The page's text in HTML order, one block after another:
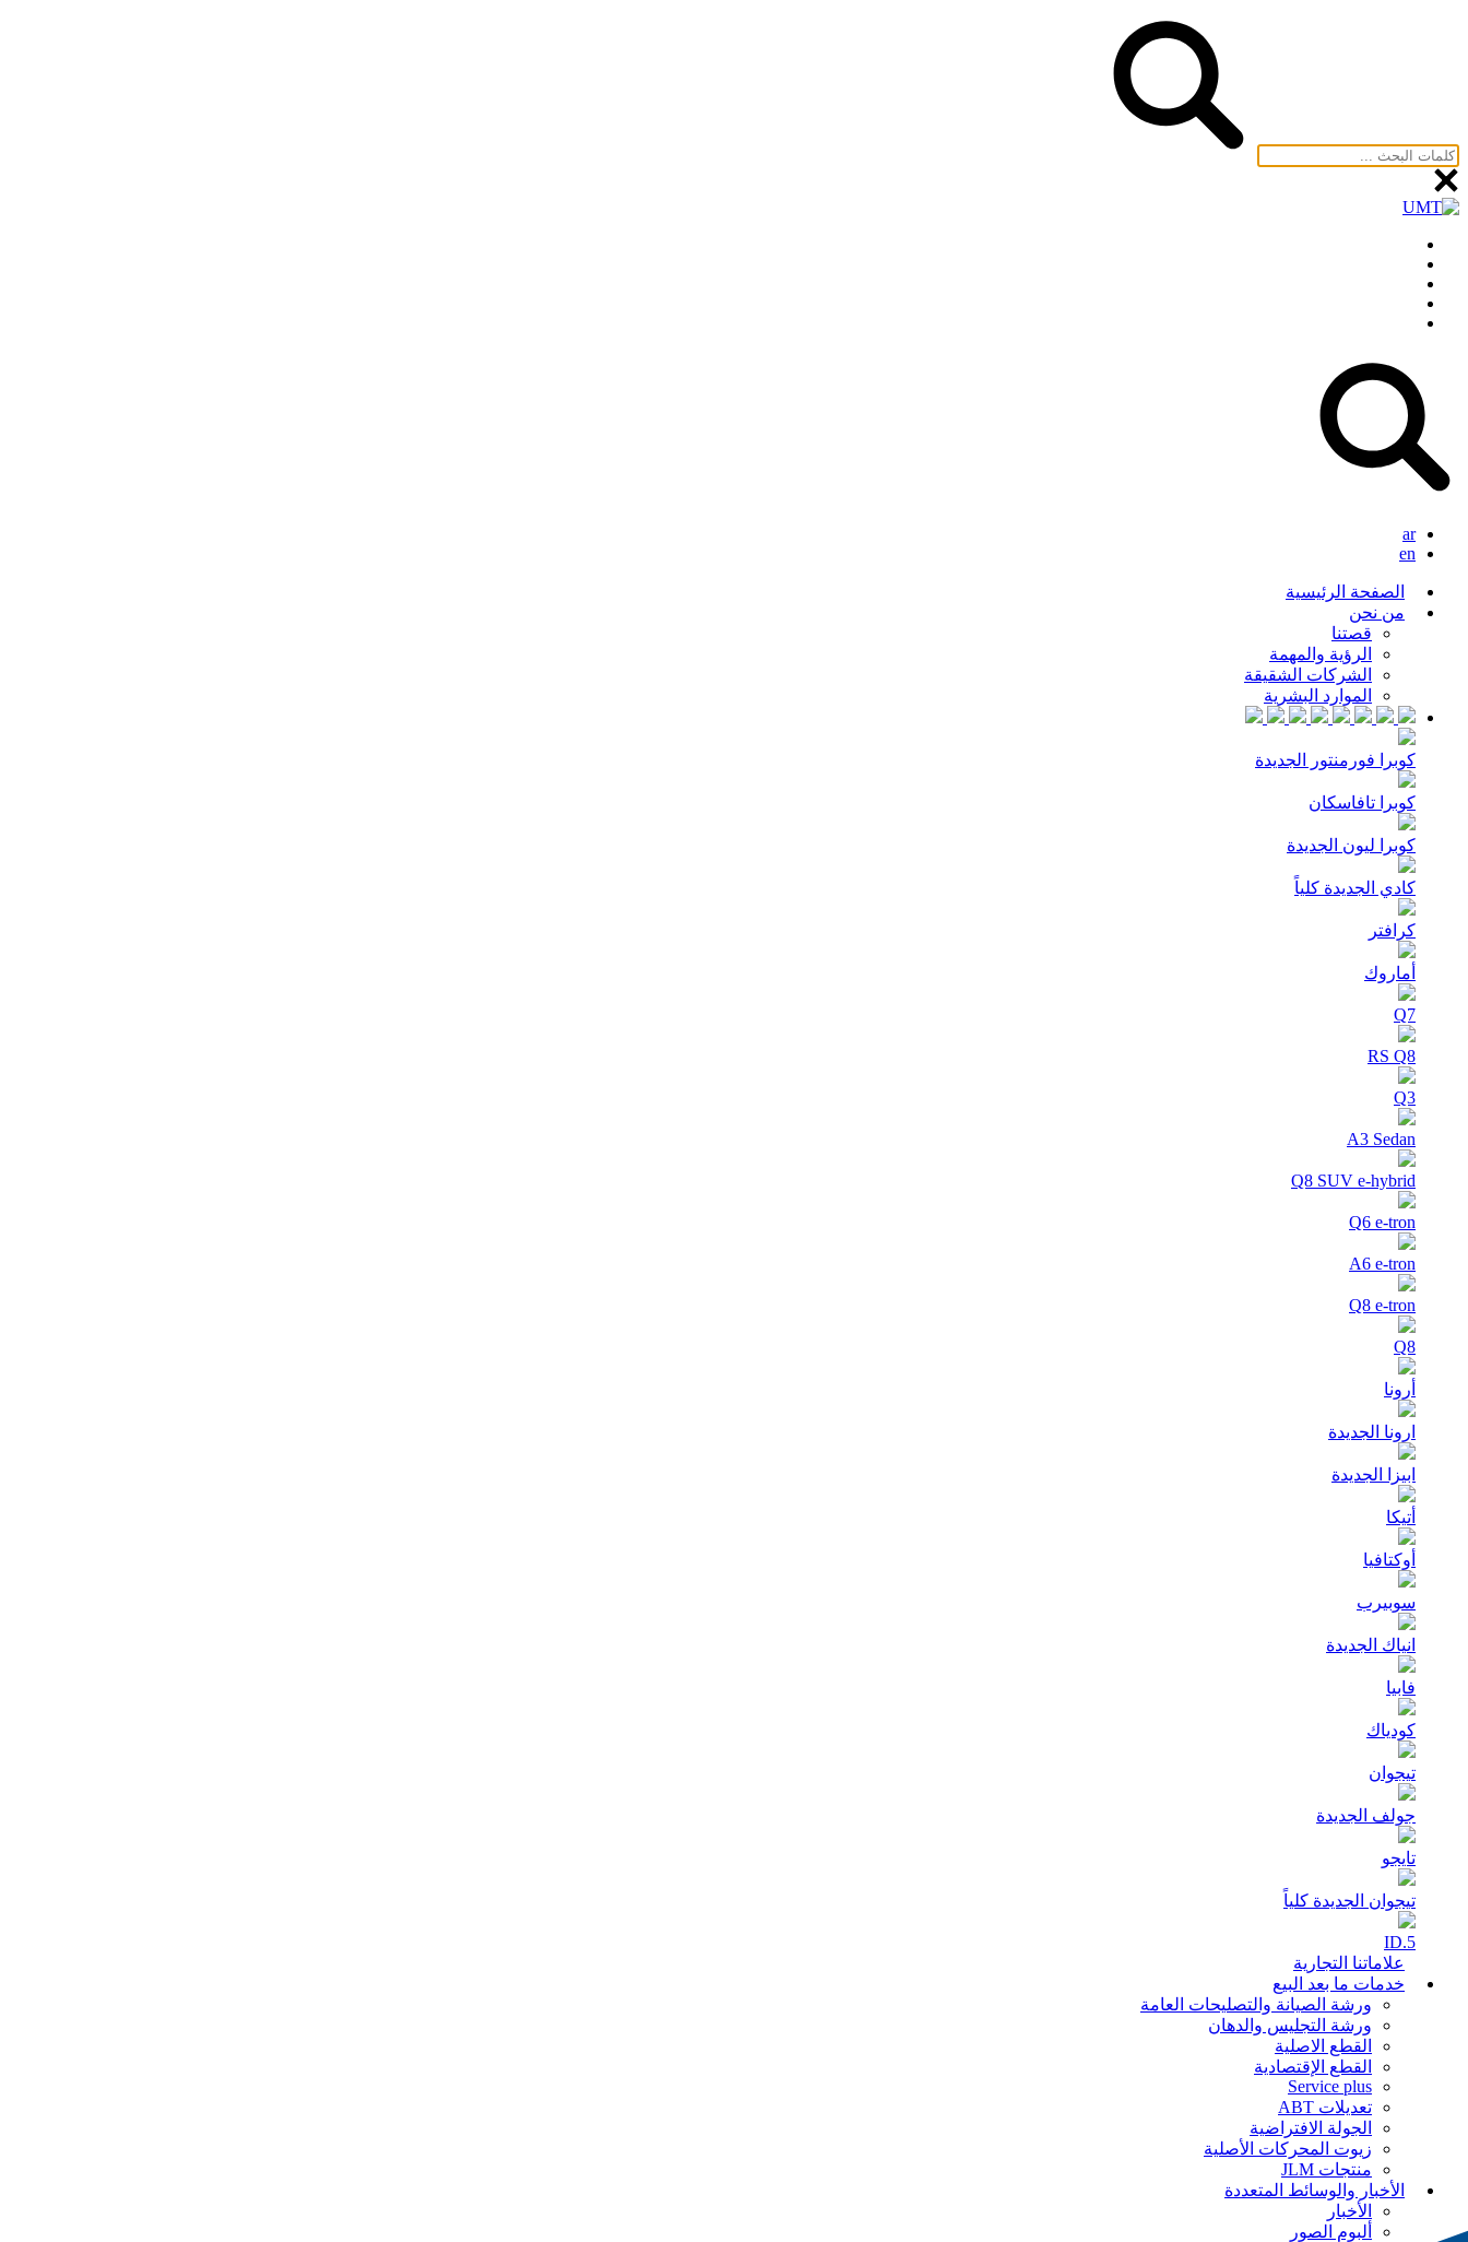
ar
en
الصفحة الرئيسية
من نحن
قصتنا
الرؤية والمهمة
الشركات الشقيقة
الموارد البشرية
كوبرا فورمنتور الجديدة
كوبرا تافاسكان
كوبرا ليون الجديدة
كادي الجديدة كلياً
كرافتر
أماروك
Q7
RS Q8
Q3
A3 Sedan
Q8 SUV e-hybrid
Q6 e-tron
A6 e-tron
Q8 e-tron
Q8
أرونا
ارونا الجديدة
ابيزا الجديدة
أتيكا
أوكتافيا
سوبيرب
انياك الجديدة
فابيا
كودياك
تيجوان
جولف الجديدة
تايجو
تيجوان الجديدة كلياً
ID.5
علاماتنا التجارية
خدمات ما بعد البيع
ورشة الصيانة والتصليحات العامة
ورشة التجليس والدهان
القطع الاصلية
القطع الإقتصادية
Service plus
تعديلات ABT
الجولة الافتراضية
زيوت المحركات الأصلية
منتجات JLM
الأخبار والوسائط المتعددة
الأخبار
ألبوم الصور